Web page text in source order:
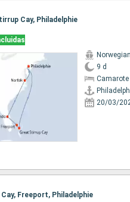
Cay, Philadelphie
9 d
20/03/
Freeport, Philadelphie